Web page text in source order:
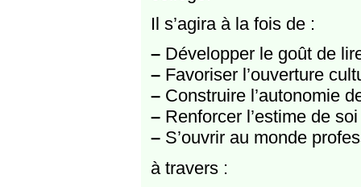
Il s’agira à la fois de :
–Développer le goût de
–Favoriser l’ouverture
–Construire l’autonomie
–Renforcer l’estime de soi
–S’ouvrir au monde
à travers :